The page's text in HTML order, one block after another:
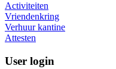
Activiteiten
Vriendenkring
Verhuur kantine
Attesten
User login